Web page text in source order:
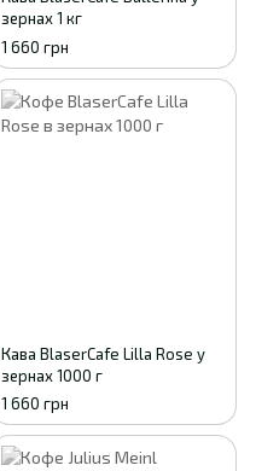
зернах 1 кг
1 660 грн
Кава BlaserCafe Lilla Rose у
зернах 1000 г
1 660 грн